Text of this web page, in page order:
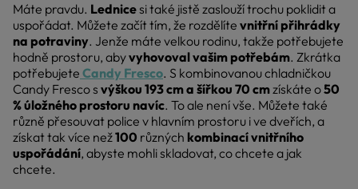
Máte pravdu. Lednicesi také jistě zaslouží trochu poklidit a
uspořádat. Můžete začít tím, že rozdělíte vnitřní přihrádky
na potraviny. Jenže máte velkou rodinu, takže potřebujete
hodně prostoru, abyvyhovoval vašim potřebám. Zkrátka
potřebujete Candy Fresco. S kombinovanou chladničkou
Candy Fresco s výškou 193 cm a šířkou 70 cmzískáte o50
% úložného prostoru navíc. To ale není vše. Můžete také
různě přesouvat police v hlavním prostoru i ve dveřích, a
získat tak více než100 různých kombinací vnitřního
uspořádání, abyste mohli skladovat, co chcete a jak
chcete.